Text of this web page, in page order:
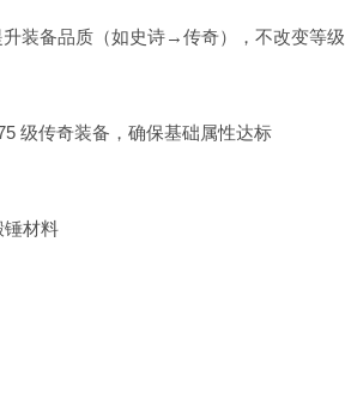
装备品质（如史诗→传奇），不改变等级
级传奇装备，确保基础属性达标
锤材料